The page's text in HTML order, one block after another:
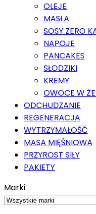
OLEJE
MASŁA
SOSY ZERO
NAPOJE
PANCAKES
SŁODZIKI
KREMY
OWOCE W
ODCHUDZANIE
REGENERACJA
WYTRZYMAŁOŚĆ
MASA MIĘŚNIOWA
PRZYROST SIŁY
PAKIETY
Marki